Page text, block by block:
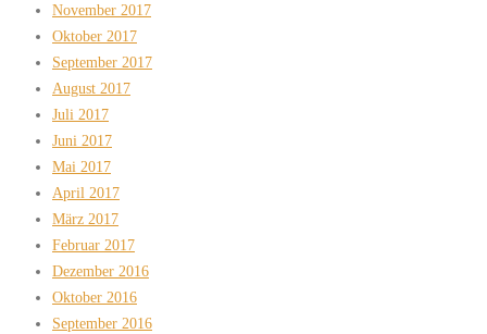
November 2017
Oktober 2017
September 2017
August 2017
Juli 2017
Juni 2017
Mai 2017
April 2017
März 2017
Februar 2017
Dezember 2016
Oktober 2016
September 2016